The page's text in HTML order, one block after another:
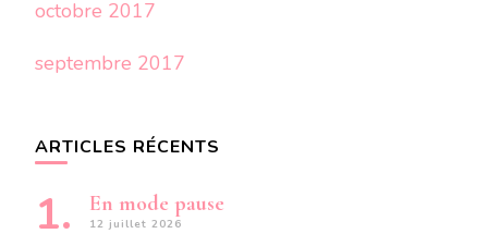
octobre 2017
septembre 2017
ARTICLES RÉCENTS
En mode pause
12 juillet 2026